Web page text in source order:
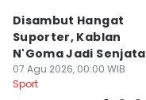
Disambut Hangat
Suporter, Kablan
N'Goma Jadi Senjata
Baru Borneo FC
07 Agu 2026, 00:00 WIB
Sport